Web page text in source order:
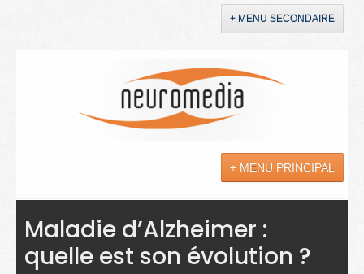
+ MENU SECONDAIRE
+ MENU PRINCIPAL
Actualités
Sciences
Maladie d’Alzheimer :
quelle est son évolution ?